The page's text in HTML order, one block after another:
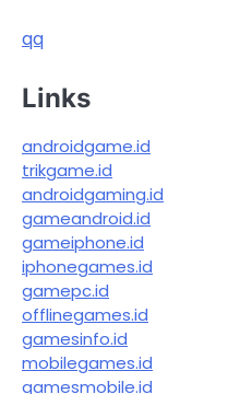
qq
Links
androidgame.id
trikgame.id
androidgaming.id
gameandroid.id
gameiphone.id
iphonegames.id
gamepc.id
offlinegames.id
gamesinfo.id
mobilegames.id
gamesmobile.id